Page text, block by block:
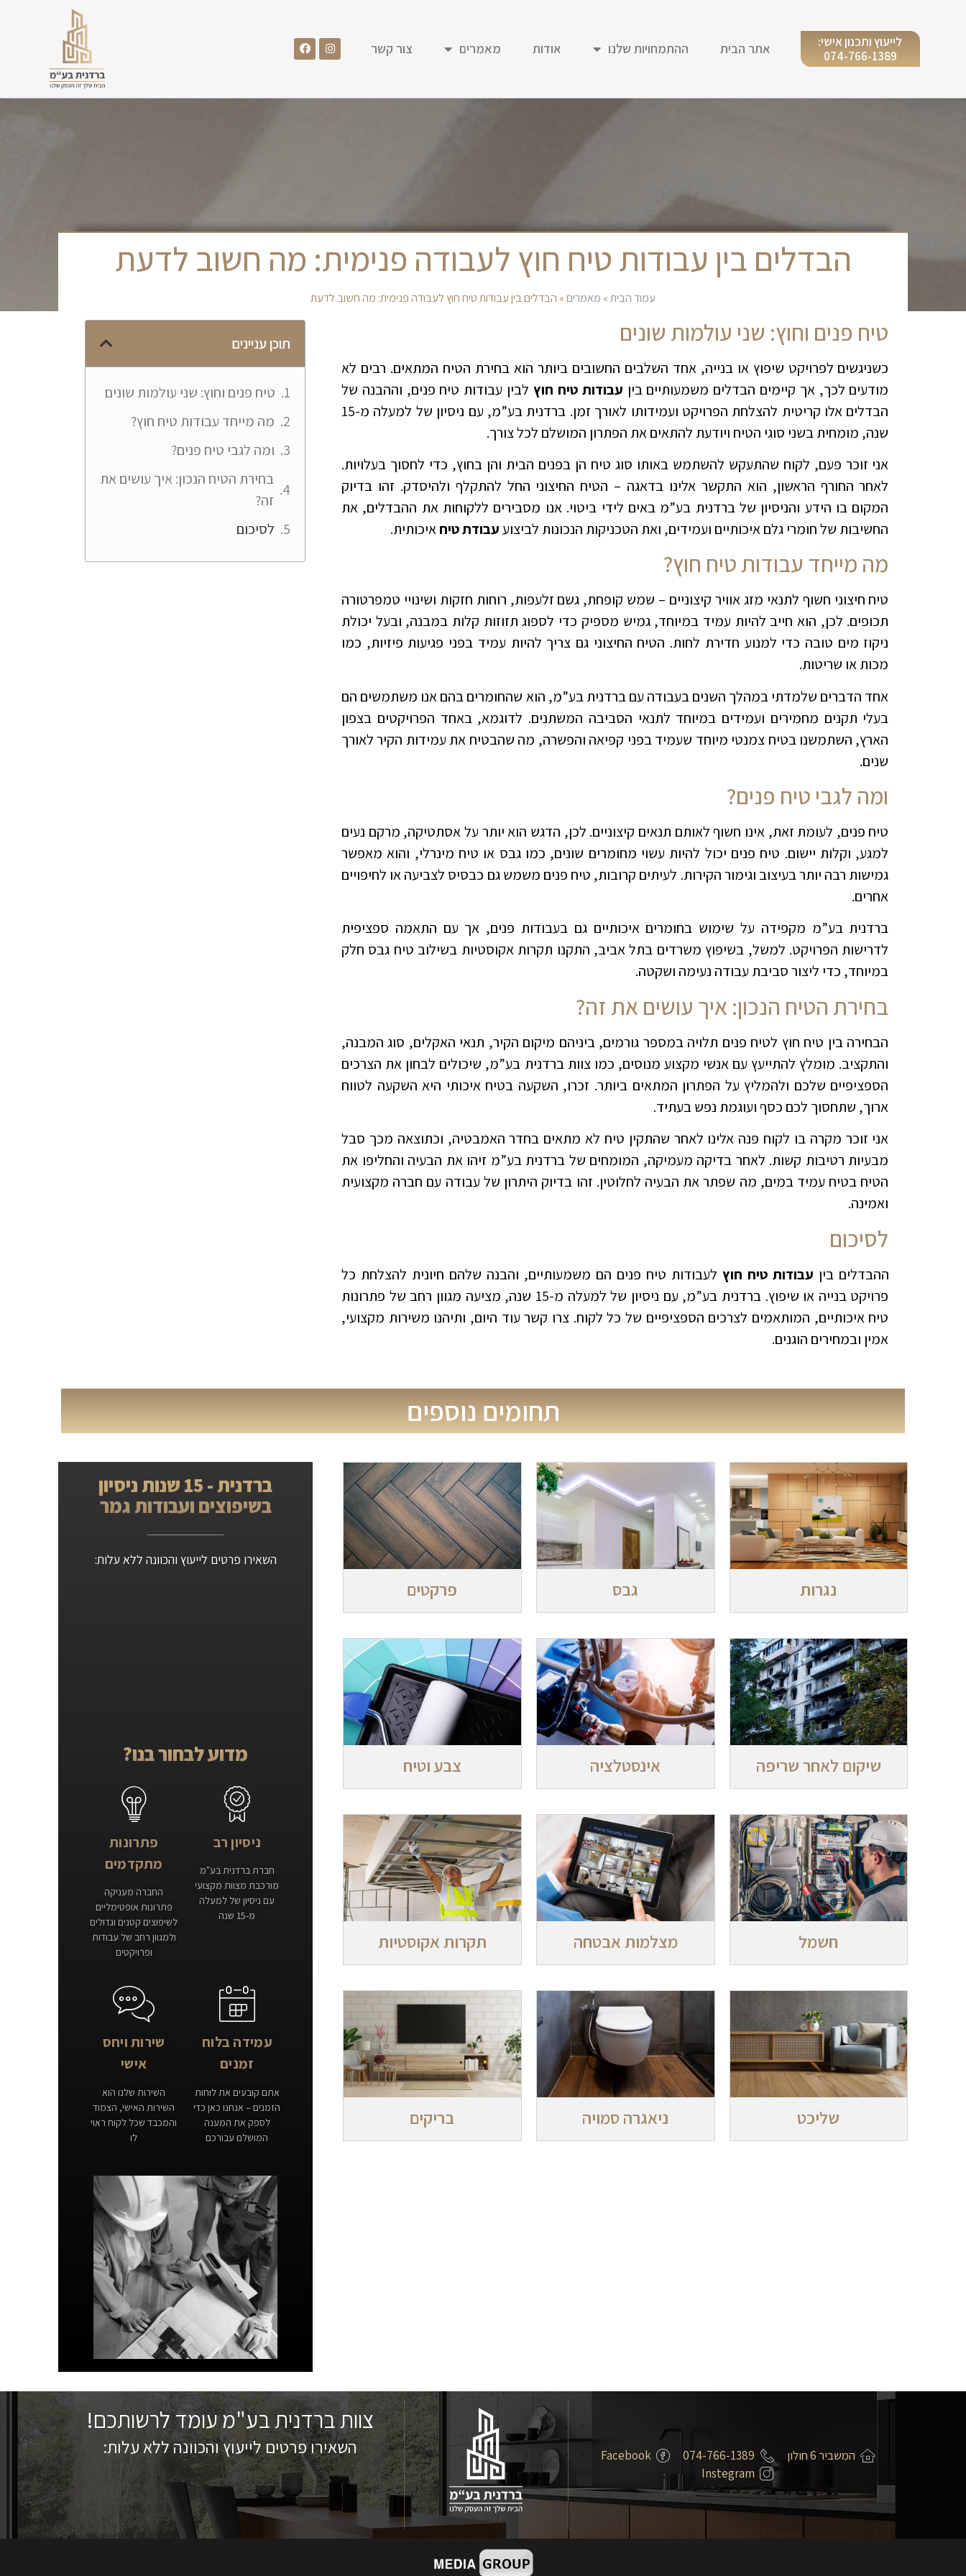
לייעוץ ותכנון אישי:
074-766-1389
אתר הבית ההתמחויות שלנו אודות מאמרים צור קשר
הבדלים בין עבודות טיח חוץ לעבודה פנימית: מה חשוב לדעת
עמוד הבית» מאמרים » הבדלים בין עבודות טיח חוץ לעבודה פנימית: מה חשוב לדעת
טיח פנים וחוץ: שני עולמות שונים
כשניגשים לפרויקט שיפוץ או בנייה, אחד השלבים החשובים ביותר הוא בחירת הטיח המתאים. רבים לא
מודעים לכך, אך קיימים הבדלים משמעותיים בין עבודות טיח חוץ לבין עבודות טיח פנים, וההבנה של
הבדלים אלו קריטית להצלחת הפרויקט ועמידותו לאורך זמן. ברדנית בע”מ, עם ניסיון של למעלה מ-15
שנה, מומחית בשני סוגי הטיח ויודעת להתאים את הפתרון המושלם לכל צורך.
אני זוכר פעם, לקוח שהתעקש להשתמש באותו סוג טיח הן בפנים הבית והן בחוץ, כדי לחסוך בעלויות.
לאחר החורף הראשון, הוא התקשר אלינו בדאגה – הטיח החיצוני החל להתקלף ולהיסדק. זהו בדיוק
המקום בו הידע והניסיון של ברדנית בע”מ באים לידי ביטוי. אנו מסבירים ללקוחות את ההבדלים, את
החשיבות של חומרי גלם איכותיים ועמידים, ואת הטכניקות הנכונות לביצועעבודת טיחאיכותית.
מה מייחד עבודות טיח חוץ?
טיח חיצוני חשוף לתנאי מזג אוויר קיצוניים – שמש קופחת, גשם זלעפות, רוחות חזקות ושינויי טמפרטורה
תכופים. לכן, הוא חייב להיות עמיד במיוחד, גמיש מספיק כדי לספוג תזוזות קלות במבנה, ובעל יכולת
ניקוז מים טובה כדי למנוע חדירת לחות. הטיח החיצוני גם צריך להיות עמיד בפני פגיעות פיזיות, כמו
מכות או שריטות.
אחד הדברים שלמדתי במהלך השנים בעבודה עם ברדנית בע”מ, הוא שהחומרים בהם אנו משתמשים הם
בעלי תקנים מחמירים ועמידים במיוחד לתנאי הסביבה המשתנים. לדוגמא, באחד הפרויקטים בצפון
הארץ, השתמשנו בטיח צמנטי מיוחד שעמיד בפני קפיאה והפשרה, מה שהבטיח את עמידות הקיר לאורך
שנים.
ומה לגבי טיח פנים?
טיח פנים, לעומת זאת, אינו חשוף לאותם תנאים קיצוניים. לכן, הדגש הוא יותר על אסתטיקה, מרקם נעים
למגע, וקלות יישום. טיח פנים יכול להיות עשוי מחומרים שונים, כמו גבס או טיח מינרלי, והוא מאפשר
גמישות רבה יותר בעיצוב וגימור הקירות. לעיתים קרובות, טיח פנים משמש גם כבסיס לצביעה או לחיפויים
אחרים.
ברדנית בע”מ מקפידה על שימוש בחומרים איכותיים גם בעבודות פנים, אך עם התאמה ספציפית
לדרישות הפרויקט. למשל, בשיפוץ משרדים בתל אביב, התקנו תקרות אקוסטיות בשילוב טיח גבס חלק
במיוחד, כדי ליצור סביבת עבודה נעימה ושקטה.
בחירת הטיח הנכון: איך עושים את זה?
הבחירה בין טיח חוץ לטיח פנים תלויה במספר גורמים, ביניהם מיקום הקיר, תנאי האקלים, סוג המבנה,
והתקציב. מומלץ להתייעץ עם אנשי מקצוע מנוסים, כמו צוות ברדנית בע”מ, שיכולים לבחון את הצרכים
הספציפיים שלכם ולהמליץ על הפתרון המתאים ביותר. זכרו, השקעה בטיח איכותי היא השקעה לטווח
ארוך, שתחסוך לכם כסף ועוגמת נפש בעתיד.
אני זוכר מקרה בו לקוח פנה אלינו לאחר שהתקין טיח לא מתאים בחדר האמבטיה, וכתוצאה מכך סבל
מבעיות רטיבות קשות. לאחר בדיקה מעמיקה, המומחים של ברדנית בע”מ זיהו את הבעיה והחליפו את
הטיח בטיח עמיד במים, מה שפתר את הבעיה לחלוטין. זהו בדיוק היתרון של עבודה עם חברה מקצועית
ואמינה.
לסיכום
ההבדלים בין עבודות טיח חוץ לעבודות טיח פנים הם משמעותיים, והבנה שלהם חיונית להצלחת כל
פרויקט בנייה או שיפוץ. ברדנית בע”מ, עם ניסיון של למעלה מ-15 שנה, מציעה מגוון רחב של פתרונות
טיח איכותיים, המותאמים לצרכים הספציפיים של כל לקוח. צרו קשר עוד היום, ותיהנו משירות מקצועי,
אמין ובמחירים הוגנים.
תוכן עניינים
טיח פנים וחוץ: שני עולמות שונים
מה מייחד עבודות טיח חוץ?
ומה לגבי טיח פנים?
בחירת הטיח הנכון: איך עושים את
זה?
לסיכום
תחומים נוספים
נגרות גבס פרקטים
שיקום לאחר שריפה אינסטלציה צבע וטיח
חשמל מצלמות אבטחה תקרות אקוסטיות
שליכט ניאגרה סמויה בריקים
ברדנית - 15 שנות ניסיון
בשיפוצים ועבודות גמר
השאירו פרטים לייעוץ והכוונה ללא עלות:
מדוע לבחור בנו?
ניסיון רב
חברת ברדנית בע"מ
מורכבת מצוות מקצועי
עם ניסיון של למעלה
מ-15 שנה
פתרונות
מתקדמים
החברה מעניקה
פתרונות אופטימליים
לשיפוצים קטנים וגדולים
ולמגוון רחב של עבודות
ופרויקטים
עמידה בלוח
זמנים
אתם קובעים את לוחות
הזמנים – אנחנו כאן כדי
לספק את המענה
המושלם עבורכם
שירות ויחס
אישי
השירות שלנו הוא
השירות האישי, הצמוד
והמכבד שכל לקוח ראוי
לו
המשביר 6 חולון 074-766-1389
Facebook
Instegram
צוות ברדנית בע"מ עומד לרשותכם!
השאירו פרטים לייעוץ והכוונה ללא עלות: